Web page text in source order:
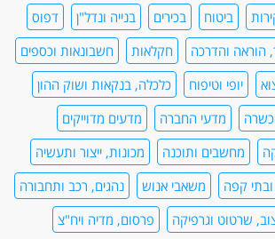
ביטוח בכירים בנייה ונדל"ן
דפוס
הוראה והדרכה חקלאות
חשבונאות וכספים
יופי וטיפוח
כלכלה, בנקאות ושוק ההון
מדעי החברה
מדעים מדוייקים
מחשבים ותוכנה
מכונות, ייצור ותעשיה
קפה משאבי אנוש
נהגים, רכב ותחבורה
שרטוט וגרפיקה
פרסום, מדיה ויח"צ